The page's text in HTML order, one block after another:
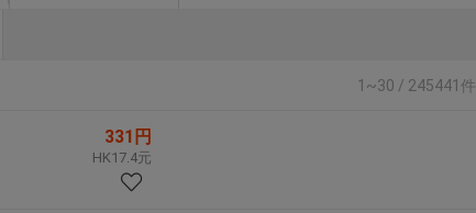
1~30 / 245441件
331円
HK17.4元